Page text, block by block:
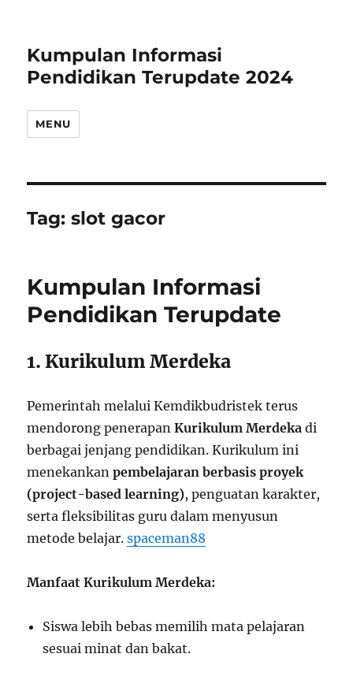
Kumpulan Informasi
Pendidikan Terupdate 2024
MENU
Tag:slot gacor
Kumpulan Informasi
Pendidikan Terupdate
1. Kurikulum Merdeka
Pemerintah melalui Kemdikbudristek terus
mendorong penerapanKurikulum Merdeka di
berbagai jenjang pendidikan. Kurikulum ini
menekankanpembelajaran berbasis proyek
(project-based learning), penguatan karakter,
serta fleksibilitas guru dalam menyusun
metode belajar.spaceman88
Manfaat Kurikulum Merdeka:
Siswa lebih bebas memilih mata pelajaran
sesuai minat dan bakat.